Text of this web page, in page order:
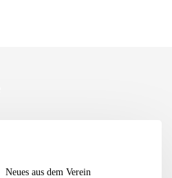
Neues aus dem Verein